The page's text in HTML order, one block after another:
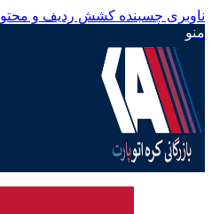
ناوبری چسبنده کشش ردیف و محتوا
منو